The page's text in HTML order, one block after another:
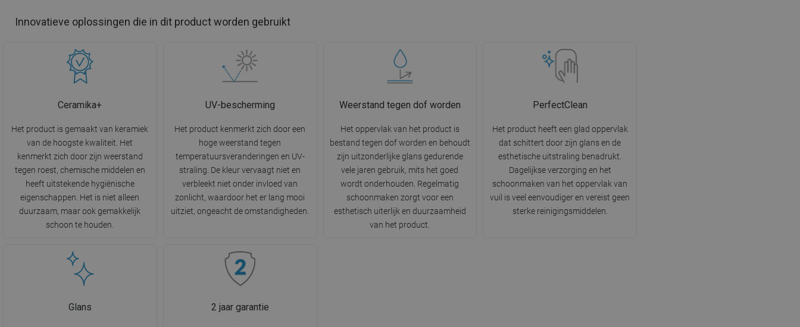
Innovatieve oplossingen die in dit product worden gebruikt
Ceramika+
Het product is gemaakt van keramiek
van de hoogste kwaliteit. Het
kenmerkt zich door zijn weerstand
tegen roest, chemische middelen en
heeft uitstekende hygiënische
eigenschappen. Het is niet alleen
duurzaam, maar ook gemakkelijk
schoon te houden.
UV-bescherming
Het product kenmerkt zich door een
hoge weerstand tegen
temperatuursveranderingen en UV-
straling. De kleur vervaagt niet en
verbleekt niet onder invloed van
zonlicht, waardoor het er lang mooi
uitziet, ongeacht de omstandigheden.
Weerstand tegen dof worden
Het oppervlak van het product is
bestand tegen dof worden en behoudt
zijn uitzonderlijke glans gedurende
vele jaren gebruik, mits het goed
wordt onderhouden. Regelmatig
schoonmaken zorgt voor een
esthetisch uiterlijk en duurzaamheid
van het product.
PerfectClean
Het product heeft een glad oppervlak
dat schittert door zijn glans en de
esthetische uitstraling benadrukt.
Dagelijkse verzorging en het
schoonmaken van het oppervlak van
vuil is veel eenvoudiger en vereist geen
sterke reinigingsmiddelen.
Glans 2 jaar garantie